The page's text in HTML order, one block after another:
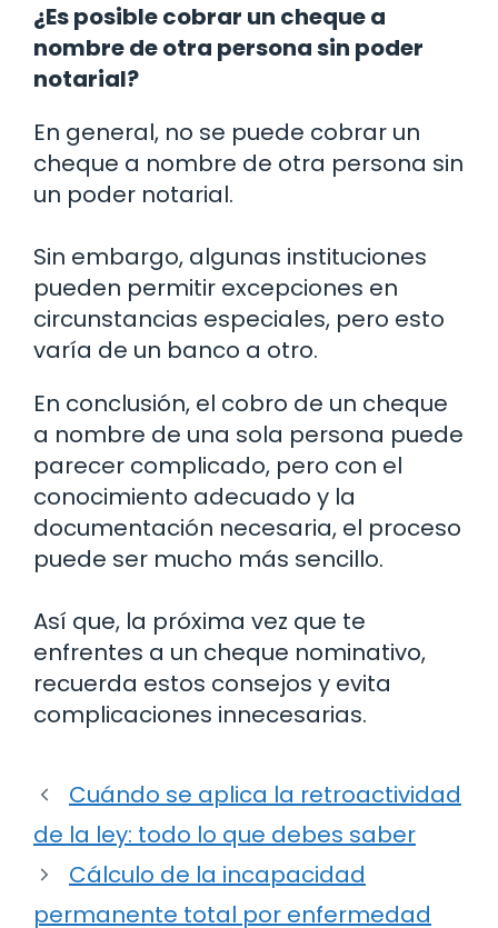
¿Es posible cobrar un cheque a
nombre de otra persona sin poder
notarial?
En general, no se puede cobrar un
cheque a nombre de otra persona sin
un poder notarial.
Sin embargo, algunas instituciones
pueden permitir excepciones en
circunstancias especiales, pero esto
varía de un banco a otro.
En conclusión, el cobro de un cheque
a nombre de una sola persona puede
parecer complicado, pero con el
conocimiento adecuado y la
documentación necesaria, el proceso
puede ser mucho más sencillo.
Así que, la próxima vez que te
enfrentes a un cheque nominativo,
recuerda estos consejos y evita
complicaciones innecesarias.
Cuándo se aplica la retroactividad
de la ley: todo lo que debes saber
Cálculo de la incapacidad
permanente total por enfermedad